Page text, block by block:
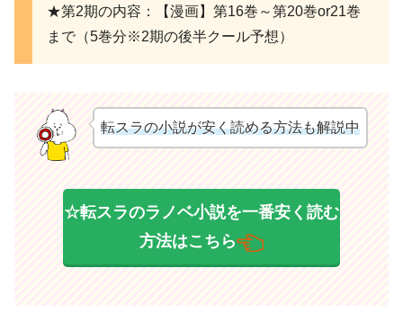
★第2期の内容：【漫画】第16巻～第20巻or21巻
まで（5巻分※2期の後半クール予想）
転スラの小説が安く読める方法も解説中
☆転スラのラノベ小説を一番安く読む
方法はこちら